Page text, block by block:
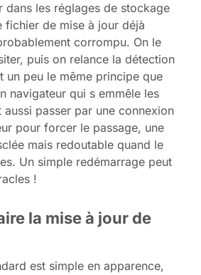
dans les réglages de stockage
fichier de mise à jour déjà
corrompu. On le
puis on relance la détection
un peu le même principe que
navigateur qui s emmêle les
aussi passer par une connexion
pour forcer le passage, une
mais redoutable quand le
Un simple redémarrage peut
!
la mise à jour de
est simple en apparence,